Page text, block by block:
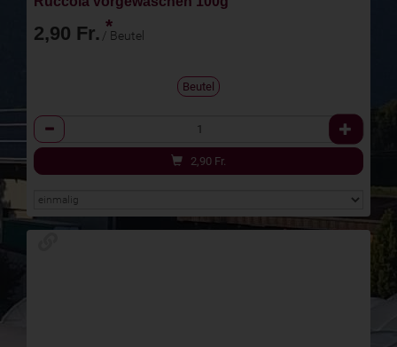
2,90 Fr. *
/ Beutel
Beutel
Anzahl
2,90 Fr.